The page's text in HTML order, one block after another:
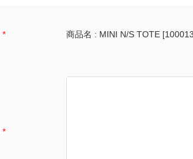
* 商品名 : MINI N/S TOTE
*